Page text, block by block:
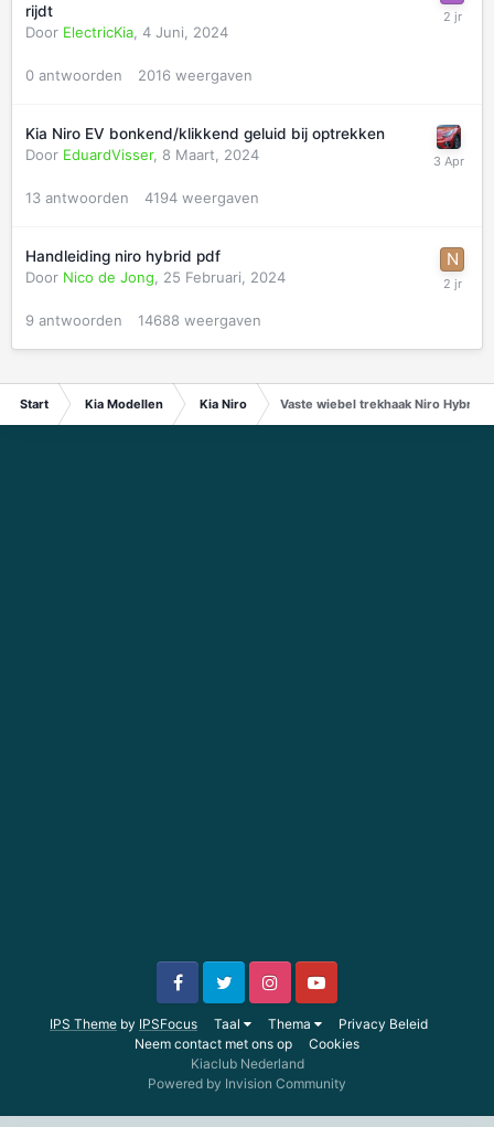
rijdt
Door ElectricKia 4 Juni, 2024
0 antwoorden 2016 weergaven
Kia Niro EV bonkend/klikkend geluid bij optrekken
Door EduardVisser, 8 Maart, 2024
13 antwoorden 4194 weergaven
Handleiding niro hybrid pdf
Door Nico de Jong 25 Februari, 2024
9 antwoorden 14688 weergaven
Start Kia Modellen Kia Niro Vaste wiebel trekhaak Niro Hybrid
IPS Theme by IPSFocus Taal Thema
Privacy Beleid
Neem contact met ons op
Cookies
Kiaclub Nederland
Powered by Invision Community